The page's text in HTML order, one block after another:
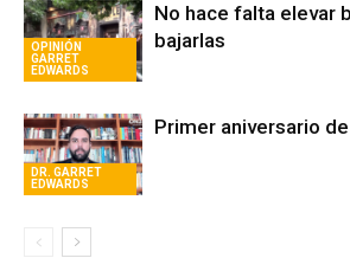
OPINIÓN
GARRET
EDWARDS
No hace falta elevar
bajarlas
DR. GARRET
EDWARDS
Primer aniversario